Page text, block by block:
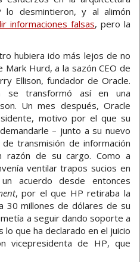
desmintieron, y al alimón
informaciones falsas, pero la
hubiera ido más lejos de no
Hurd, a la sazón CEO de
Ellison, fundador de Oracle.
se transformó así en una
Un mes después, Oracle
motivo por el que su
– junto a su nuevo
transmisión de información
razón de su cargo. Como a
ventilar trapos sucios en
acuerdo desde entonces
, por el que HP retiraba la
30 millones de dólares de su
a seguir dando soporte a
que ha declarado en el juicio
vicepresidenta de HP, que